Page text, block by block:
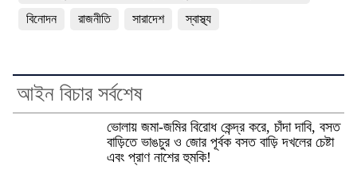
বিনোদন
রাজনীতি সারাদেশ স্বাস্থ্য
আইন বিচার সর্বশেষ
ভোলায় জমা-জমির বিরোধ কেন্দ্র করে, চাঁদা দাবি, বসত
বাড়িতে ভাঙচুর ও জোর পূর্বক বসত বাড়ি দখলের চেষ্টা
এবং প্রাণ নাশের হুমকি! ‎